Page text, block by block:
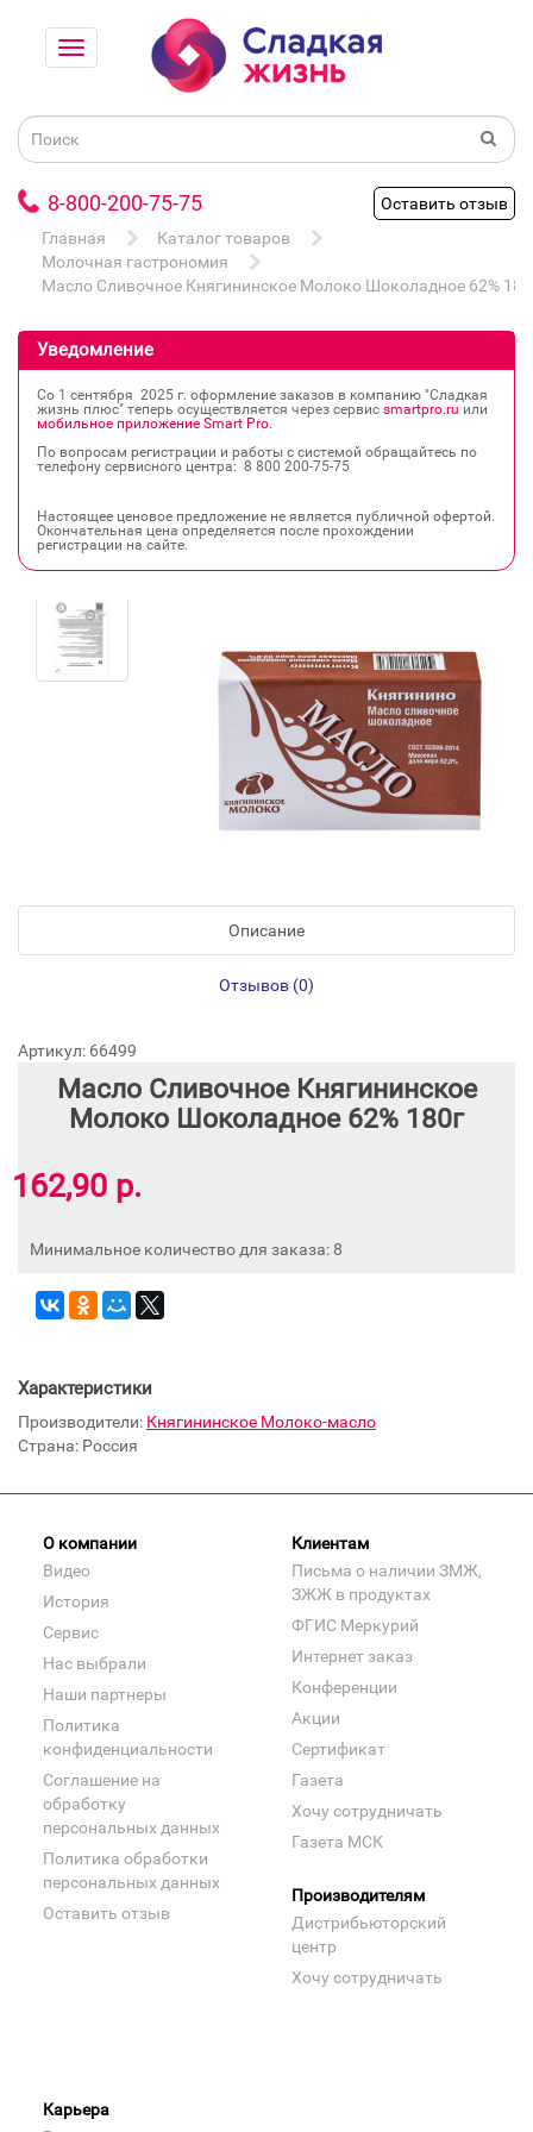
8-800-200-75-75
Оставить отзыв
Главная
Каталог товаров
Молочная гастрономия
Масло Сливочное Княгининское Молоко Шоколадное 62%
Уведомление
Со 1 сентября 2025 г. оформление заказов в компанию "Сладкая
жизнь плюс" теперь осуществляется через сервис smartpro.ru или
мобильное приложение Smart Pro.
По вопросам регистрации и работы с системой обращайтесь по
телефону сервисного центра: 8 800 200‐75‐75
Настоящее ценовое предложение не является публичной офертой.
Окончательная цена определяется после прохождении
регистрации на сайте.
Описание
Отзывов (0)
Артикул: 66499
Масло Сливочное Княгининское
Молоко Шоколадное 62% 180г
162,90 р.
Минимальное количество для заказа: 8
Характеристики
Производители: Княгининское Молоко-масло
Страна: Россия
О компании
Видео
История
Сервис
Нас выбрали
Наши партнеры
Политика
конфиденциальности
Соглашение на
обработку
персональных данных
Политика обработки
персональных данных
Оставить отзыв
Клиентам
Письма о наличии ЗМЖ,
ЗЖЖ в продуктах
ФГИС Меркурий
Интернет заказ
Конференции
Акции
Сертификат
Газета
Хочу сотрудничать
Газета МСК
Производителям
Дистрибьюторский
центр
Хочу сотрудничать
Карьера